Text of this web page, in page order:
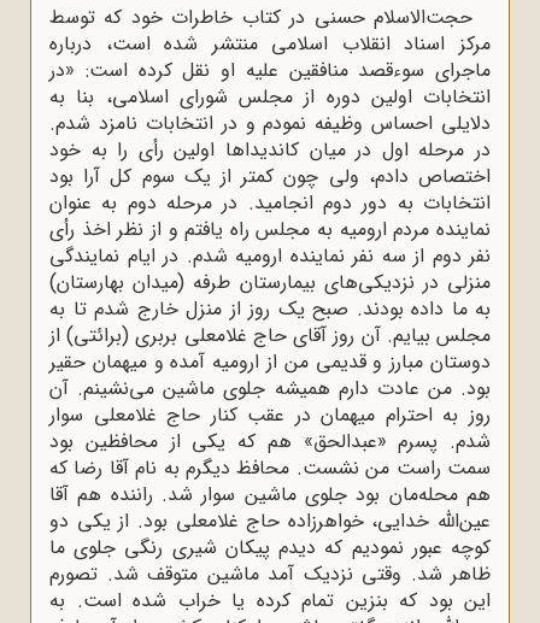
حجت‌الاسلام حسنی در کتاب خاطرات خود که توسط
مرکز اسناد انقلاب اسلامی منتشر شده است، درباره
ماجرای سوءقصد منافقین علیه او نقل کرده است: «در
انتخابات اولین دوره از مجلس شورای اسلامی، بنا به
دلایلی احساس وظیفه نمودم و در انتخابات نامزد شدم.
در مرحله‌ اول در میان کاندیداها اولین رأی را به خود
اختصاص دادم، ولی چون کمتر از یک سوم کل آرا بود
انتخابات به دور دوم انجامید. در مرحله‌ دوم به عنوان
نماینده‌ مردم ارومیه به مجلس راه یافتم و از نظر اخذ رأی
نفر دوم از سه نفر نماینده‌ ارومیه شدم. در ایام نمایندگی
منزلی در نزدیکی‌های بیمارستان طرفه (میدان بهارستان)
به ما داده بودند. صبح یک روز از منزل خارج شدم تا به
مجلس بیایم. آن روز آقای حاج غلامعلی بربری (برائتی) از
دوستان مبارز و قدیمی من از ارومیه آمده و میهمان حقیر
بود. من عادت دارم همیشه جلوی ماشین می‌نشینم. آن
روز به احترام میهمان در عقب کنار حاج غلامعلی سوار
شدم. پسرم «عبدالحق» هم که یکی از محافظین بود
سمت راست من نشست. محافظ دیگرم به نام آقا رضا که
هم محله‌مان بود جلوی ماشین سوار شد. راننده هم آقا
عین‌الله خدایی، خواهرزاده‌ حاج غلامعلی بود. از یکی دو
کوچه عبور نمودیم که دیدم پیکان شیری رنگی جلوی ما
ظاهر شد. وقتی نزدیک آمد ماشین متوقف شد. تصورم
این بود که بنزین تمام کرده یا خراب شده است. به